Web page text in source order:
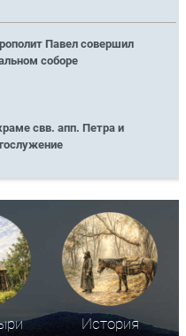
Павел совершил
соборе
свв. апп. Петра и
История